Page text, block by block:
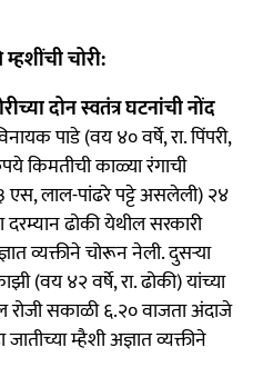
चोरी:
दोन स्वतंत्र घटनांची नोंद
पाडे (वय ४० वर्षे, रा. पिंपरी,
किमतीची काळ्या रंगाची
लाल-पांढरे पट्टे असलेली) २४
दरम्यान ढोकी येथील सरकारी
व्यक्तीने चोरून नेली. दुसऱ्या
(वय ४२ वर्षे, रा. ढोकी) यांच्या
रोजी सकाळी ६.२० वाजता अंदाजे
म्हैशी अज्ञात व्यक्तीने